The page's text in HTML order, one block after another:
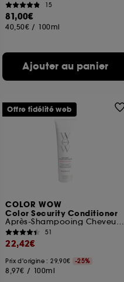
15
81,00€
40,50€ / 100ml
Ajouter au panier
COLOR WOW
Color Security Conditioner
Après-Shampooing Cheveux Normaux à Epais
51
22,42€
Prix d'origine : 29,90€ -25%
8,97€ / 100ml
Offre fidélité web